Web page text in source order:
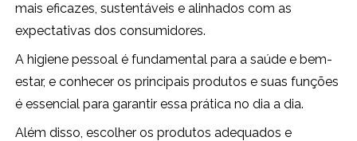
mais eficazes, sustentáveis e alinhados com as
expectativas dos consumidores.
A higiene pessoal é fundamental para a saúde e bem-
estar, e conhecer os principais produtos e suas funções
é essencial para garantir essa prática no dia a dia.
Além disso, escolher os produtos adequados e